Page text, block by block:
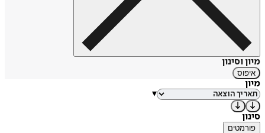
מיון וסינון
איפוס
מיון
▾
סינון
פורמטים